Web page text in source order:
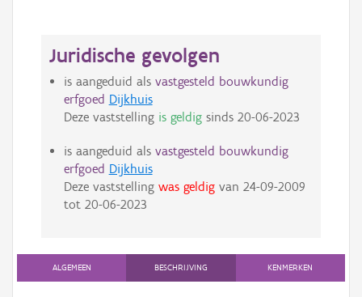
Juridische gevolgen
is aangeduid als vastgesteld bouwkundig
erfgoed Dijkhuis
Deze vaststelling is geldigsinds 20-06-2023
is aangeduid als vastgesteld bouwkundig
erfgoed Dijkhuis
Deze vaststelling was geldigvan 24-09-2009
tot 20-06-2023
ALGEMEEN BESCHRIJVING KENMERKEN